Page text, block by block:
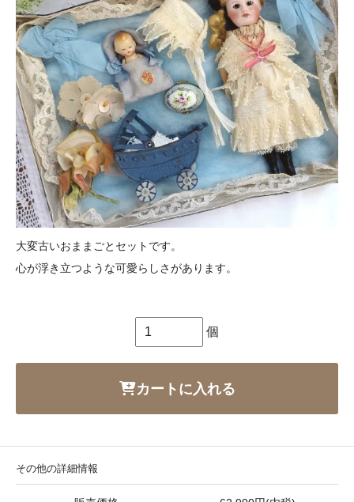
大変古いおままごとセットです。
心が浮き立つような可愛らしさがあります。
個
カートに入れる
その他の詳細情報